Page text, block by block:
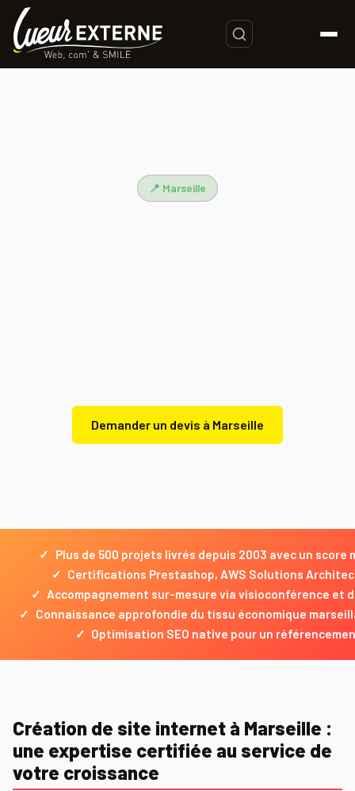
📍 Marseille
Demander un devis à Marseille
✓
Plus de 500 projets livrés depuis 2003 avec un score
✓ Certifications Prestashop, AWS Solutions
✓ Accompagnement sur-mesure via visioconférence et
✓
Connaissance approfondie du tissu économique
✓ Optimisation SEO native pour un
Création de site internet à Marseille :
une expertise certifiée au service de
votre croissance